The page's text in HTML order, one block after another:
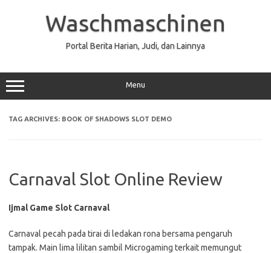
Waschmaschinen
Portal Berita Harian, Judi, dan Lainnya
Menu
TAG ARCHIVES: BOOK OF SHADOWS SLOT DEMO
Carnaval Slot Online Review
Ijmal Game Slot Carnaval
Carnaval pecah pada tirai di ledakan rona bersama pengaruh
tampak. Main lima lilitan sambil Microgaming terkait memungut